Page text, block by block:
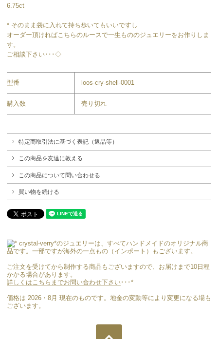
6.75ct
* そのまま袋に入れて持ち歩いてもいいですし
オーダー頂ければこちらのルースで一生もののジュエリーをお作りしま
す。
ご相談下さい･･･◇
型番 loos-cry-shell-0001
購入数 売り切れ
特定商取引法に基づく表記（返品等）
この商品を友達に教える
この商品について問い合わせる
買い物を続ける
crystal-verry*のジュエリーは、すべてハンドメイドのオリジナル商
品です。一部ですが海外の一点もの（インポート）もございます。
ご注文を受けてから制作する商品もございますので、お届けまで10日程
かかる場合があります。
詳しくはこちらまでお問い合わせ下さい･･･*
価格は 2026・8月 現在のものです。地金の変動等により変更になる場も
ございます。